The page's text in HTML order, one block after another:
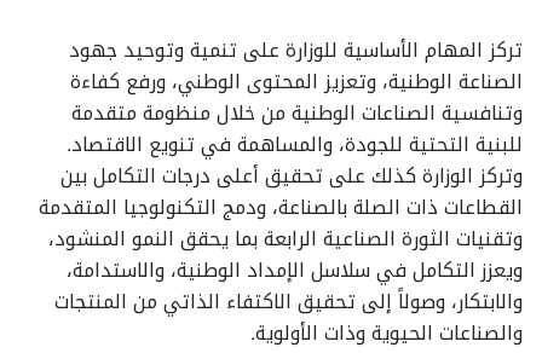
تركز المهام الأساسية للوزارة على تنمية وتوحيد جهود
الصناعة الوطنية، وتعزيز المحتوى الوطني، ورفع كفاءة
وتنافسية الصناعات الوطنية من خلال منظومة متقدمة
للبنية التحتية للجودة، والمساهمة في تنويع الاقتصاد.
وتركز الوزارة كذلك على تحقيق أعلى درجات التكامل بين
القطاعات ذات الصلة بالصناعة، ودمج التكنولوجيا المتقدمة
وتقنيات الثورة الصناعية الرابعة بما يحقق النمو المنشود،
ويعزز التكامل في سلاسل الإمداد الوطنية، والاستدامة،
والابتكار، وصولاً إلى تحقيق الاكتفاء الذاتي من المنتجات
والصناعات الحيوية وذات الأولوية.